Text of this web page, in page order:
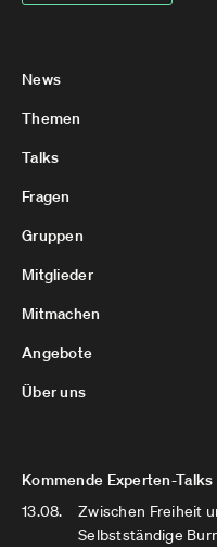
News
Themen
Talks
Fragen
Gruppen
Mitglieder
Mitmachen
Angebote
Über uns
Kommende Experten-Talks
13.08.
Zwischen Freiheit
Selbstständige